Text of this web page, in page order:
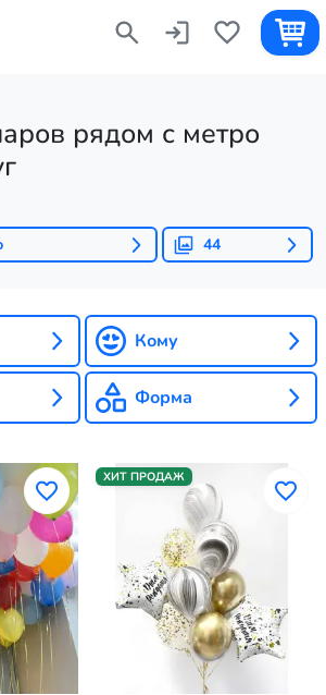
рядом с метро
44
Кому
Форма
ХИТ ПРОДАЖ